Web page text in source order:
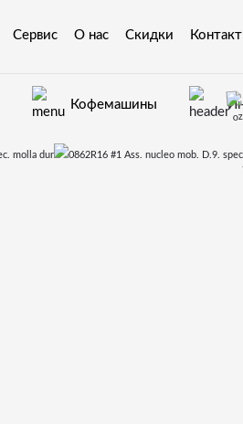
Сервис О нас Скидки
Кофемашины